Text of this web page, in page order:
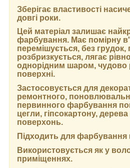
Зберігає властивості
довгі роки.
Цей матеріал залишає
фарбування. Має помірну
перемішується, без грудок,
розбризкується, лягає
однорідним шаром, чудово
поверхні.
Застосовується для
ремонтного,
первинного фарбування
цегли, гіпсокартону,
поверхонь.
Підходить для
Використовується як у
приміщеннях.